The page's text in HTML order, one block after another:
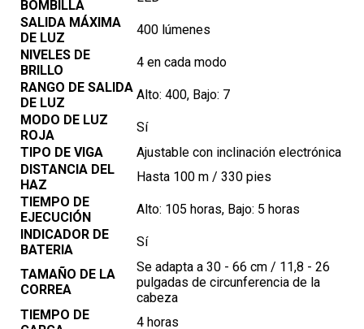
BOMBILLA
SALIDA MÁXIMA
DE LUZ
400 lúmenes
NIVELES DE
BRILLO
4 en cada modo
RANGO DE SALIDA
DE LUZ
Alto: 400, Bajo: 7
MODO DE LUZ
ROJA
Sí
TIPO DE VIGA
Ajustable con inclinación electrónica
DISTANCIA DEL
HAZ
Hasta 100 m / 330 pies
TIEMPO DE
EJECUCIÓN
Alto: 105 horas, Bajo: 5 horas
INDICADOR DE
BATERIA
Sí
TAMAÑO DE LA
CORREA
Se adapta a 30 - 66 cm / 11,8 - 26
pulgadas de circunferencia de la
cabeza
TIEMPO DE
4 horas